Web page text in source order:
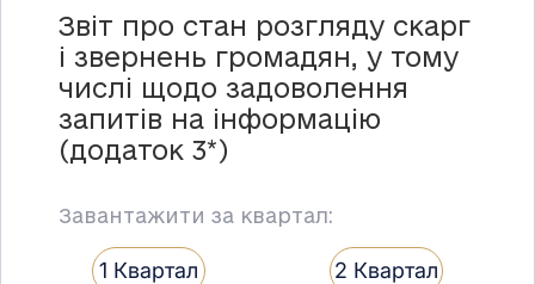
Звіт про стан розгляду скарг
і звернень громадян, у тому
числі щодо задоволення
запитів на інформацію
(додаток 3*)
Завантажити за квартал:
1 Квартал 2 Квартал